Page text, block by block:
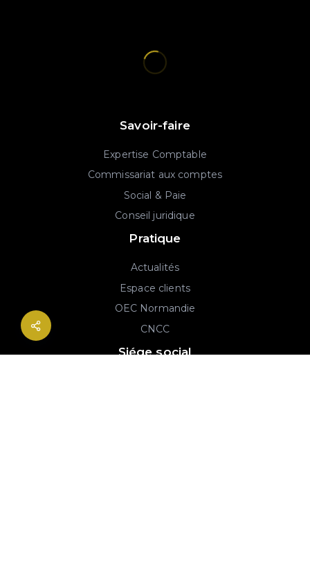
Savoir-faire
Expertise Comptable
Commissariat aux comptes
Social & Paie
Conseil juridique
Pratique
Actualités
Espace clients
OEC Normandie
CNCC
Siége social